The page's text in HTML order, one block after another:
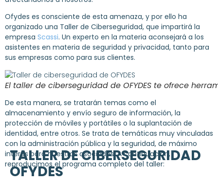
Ofydes es consciente de esta amenaza, y por ello ha
organizado una Taller de Ciberseguridad, que impartirá la
empresa Scassi. Un experto en la materia aconsejará a los
asistentes en materia de seguridad y privacidad, tanto para
sus empresas como para sus clientes.
El taller de ciberseguridad de OFYDES te ofrece
De esta manera, se tratarán temas como el
almacenamiento y envío seguro de información, la
protección de móviles y portátiles o la suplantación de
identidad, entre otros. Se trata de temáticas muy vinculadas
con la administración pública y la seguridad, de máximo
interés para nuestros asociados. A continuación,
reproducimos el programa completo del taller:
TALLER DE CIBERSEGURIDAD
OFYDES